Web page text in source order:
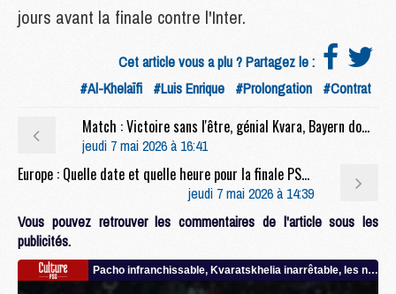
jours avant la finale contre l'Inter.
Cet article vous a plu ? Partagez le :
#Al-Khelaïfi #Luis Enrique #Prolongation #Contrat
Match : Victoire sans l'être, génial Kvara, Bayern dominé, etc, 30 pensées rapides sur Bayern/PSG (1-1)
jeudi 7 mai 2026 à 16:41
Europe : Quelle date et quelle heure pour la finale PSG/Arsenal ?
jeudi 7 mai 2026 à 14:39
Vous pouvez retrouver les commentaires de l'article sous les
publicités.